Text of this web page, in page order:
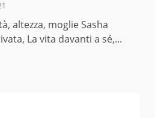
altezza, moglie Sasha
La vita davanti a sé,...